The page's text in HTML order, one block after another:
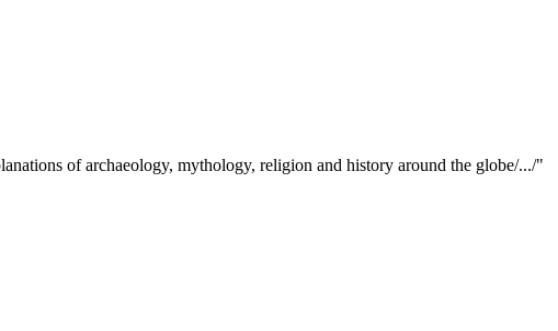
of archaeology, mythology, religion and history around the globe/.../"